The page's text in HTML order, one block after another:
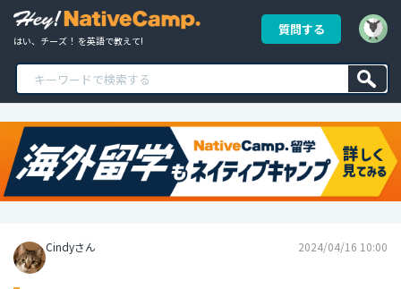
はい、チーズ！ を英語で教えて!
質問する
Cindyさん 2024/04/16 10:00